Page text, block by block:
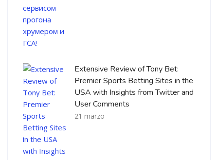
Extensive Review of Tony Bet:
Premier Sports Betting Sites in the
USA with Insights from Twitter and
User Comments
21 marzo